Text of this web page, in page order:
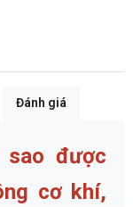
Đánh giá
được
cơ khí,